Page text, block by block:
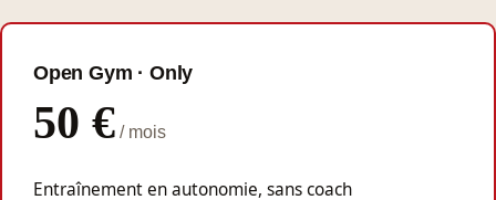
Open Gym · Only
50 € / mois
Entraînement en autonomie, sans coach